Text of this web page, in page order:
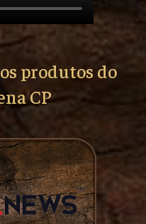
produtos do
CP